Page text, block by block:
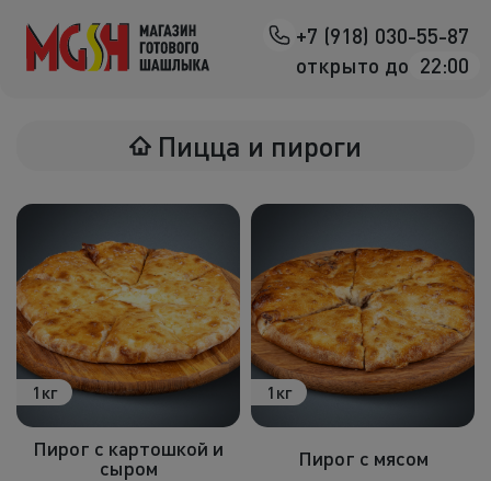
+7 (918) 030-55-87
открыто до 22:00
Назад
Птица на
Овощи на
Салаты
К
Соленья
В лаваше
Пицца и пироги
1кг
Пирог с картошкой и
сыром
1кг
Пирог с мясом